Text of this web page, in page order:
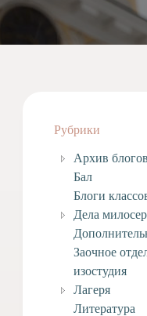
Рубрики
Архив блогов
Бал
Блоги
Дела
Заочное
изостудия
Лагеря
Литература